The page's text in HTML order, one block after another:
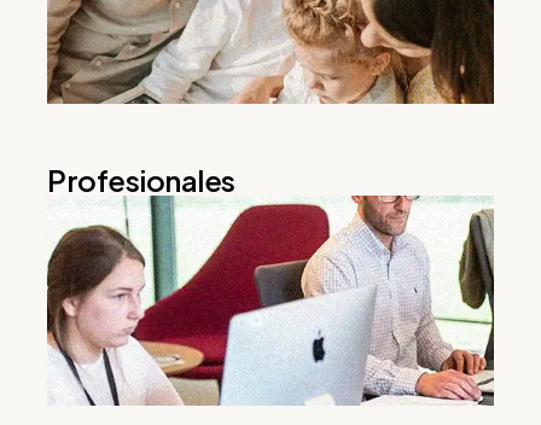
Profesionales